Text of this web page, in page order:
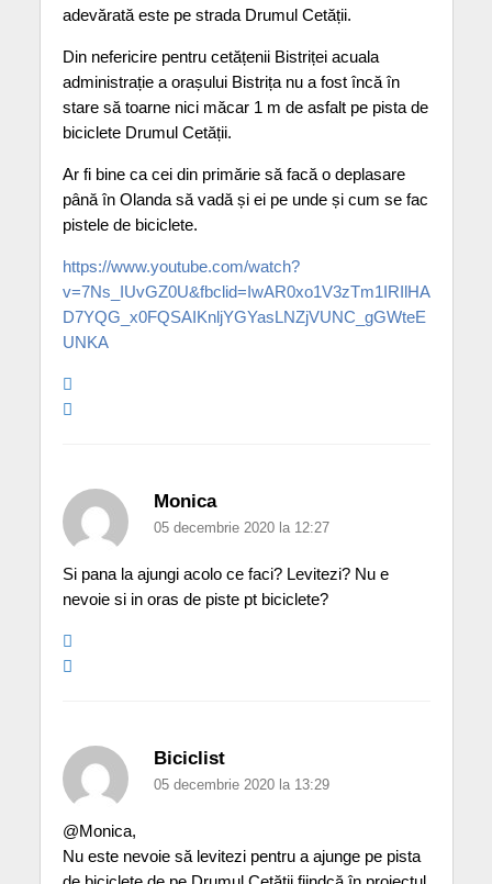
adevărată este pe strada Drumul Cetății.
Din nefericire pentru cetățenii Bistriței acuala
administrație a orașului Bistrița nu a fost încă în
stare să toarne nici măcar 1 m de asfalt pe pista de
biciclete Drumul Cetății.
Ar fi bine ca cei din primărie să facă o deplasare
până în Olanda să vadă și ei pe unde și cum se fac
pistele de biciclete.
https://www.youtube.com/watch?
v=7Ns_IUvGZ0U&fbclid=IwAR0xo1V3zTm1IRIlHA
D7YQG_x0FQSAIKnljYGYasLNZjVUNC_gGWteE
UNKA
Monica
05 decembrie 2020 la 12:27
Si pana la ajungi acolo ce faci? Levitezi? Nu e
nevoie si in oras de piste pt biciclete?
Biciclist
05 decembrie 2020 la 13:29
@Monica,
Nu este nevoie să levitezi pentru a ajunge pe pista